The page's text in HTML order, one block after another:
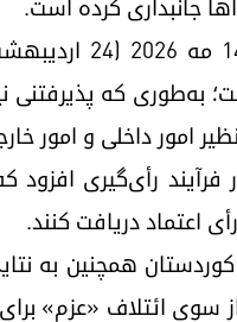
به‌طوری که پذیرفتنی
امور داخلی و امور
فرآیند رأی‌گیری
اعتماد دریافت کنند.
همچنین به
ائتلاف «عزم»